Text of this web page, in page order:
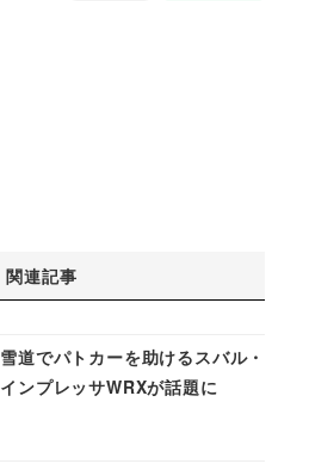
関連記事
雪道でパトカーを助けるスバル・
インプレッサWRXが話題に